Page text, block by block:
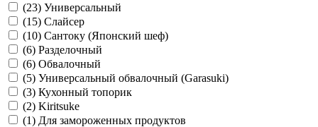
(23) Универсальный
(15) Слайсер
(10) Сантоку (Японский шеф)
(6) Разделочный
(6) Обвалочный
(5) Универсальный обвалочный (Garasuki)
(3) Кухонный топорик
(2) Kiritsuke
(1) Для замороженных продуктов